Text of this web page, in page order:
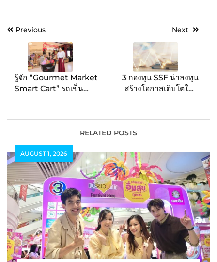
PostPrevious
รู้จัก “Gourmet Market
Smart Cart” รถเข็น
“Shopping Made Easy
Next
3 กองทุน SSF น่าลงทุน
สร้างโอกาสเติบโตในปี
RELATED POSTS
AUGUST 1, 2026